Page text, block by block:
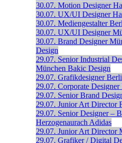
30.07. Motion Designer
30.07. UX/UI Designer
30.07. Mediengestalter
30.07. UX/UI Designer
30.07. Brand Designer
Design
29.07. Senior Industrial
München Bakic Design
29.07. Grafikdesigner
29.07. Corporate Designer
29.07. Senior Brand
29.07. Junior Art Director
29.07. Senior Designer –
Herzogenaurach Adidas
29.07. Junior Art Director
29.07. Grafiker / Digital